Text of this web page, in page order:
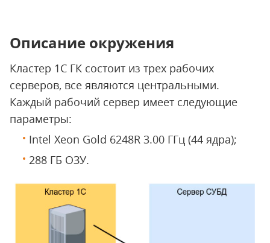
Описание окружения
Кластер 1С ГК состоит из трех рабочих
серверов, все являются центральными.
Каждый рабочий сервер имеет следующие
параметры:
Intel Xeon Gold 6248R 3.00 ГГц (44 ядра);
288 ГБ ОЗУ.